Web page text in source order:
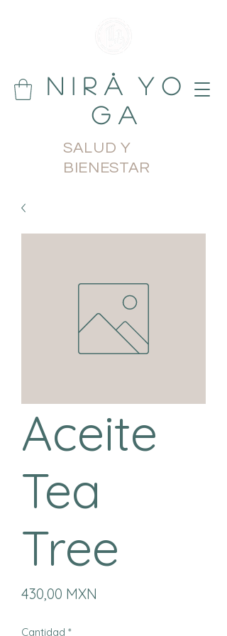
N i r å Y o
g a
SALUD Y
BIENESTAR
Aceite
Tea
Tree
430,00 MXN
Cantidad *